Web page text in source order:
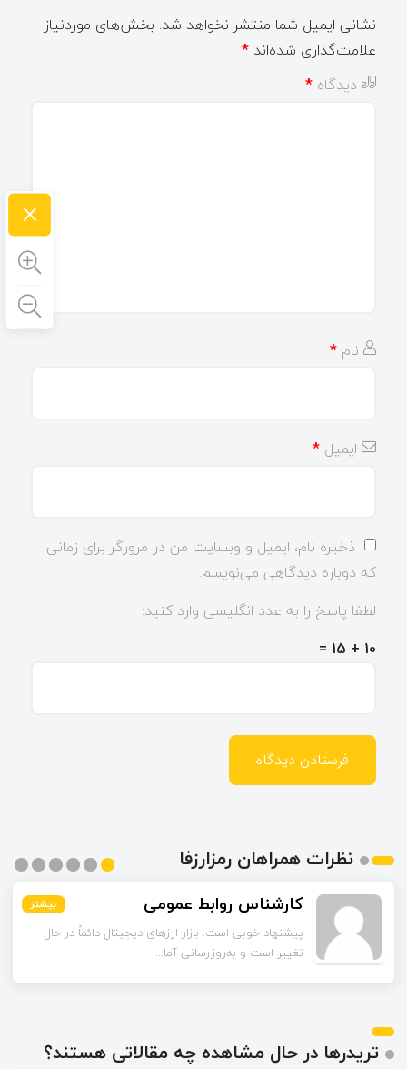
نشانی ایمیل شما منتشر نخواهد شد. بخش‌های موردنیاز
علامت‌گذاری شده‌اند *
دیدگاه *
نام *
ایمیل *
ذخیره نام، ایمیل و وبسایت من در مرورگر برای زمانی
که دوباره دیدگاهی می‌نویسم.
لطفا پاسخ را به عدد انگلیسی وارد کنید:
10 + 15 =
نظرات همراهان رمزارزفا
بیشتر مشکات بیشتر
چند مورد از آمارهای مقاله مربوط به سال‌های گذشته است.
آیا امکان دارد نسخه به‌روز...
بیشتر
بیشتر
بیشتر
بیشتر
تریدرها در حال مشاهده چه مقالاتی هستند؟
×